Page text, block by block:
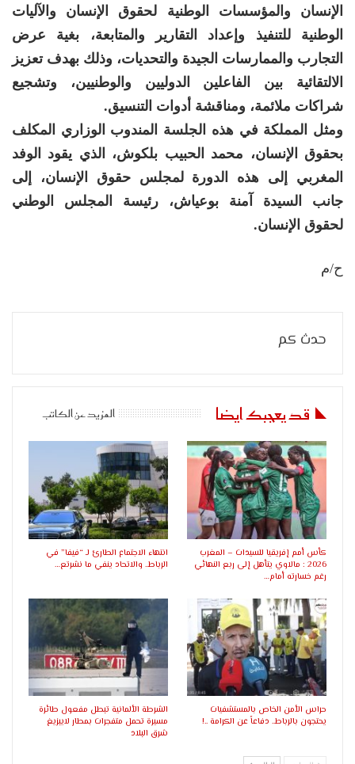
الإنسان والمؤسسات الوطنية لحقوق الإنسان والآليات
الوطنية للتنفيذ وإعداد التقارير والمتابعة، بغية عرض
التجارب والممارسات الجيدة والتحديات، وذلك بهدف تعزيز
الالتقائية بين الفاعلين الدوليين والوطنيين، وتشجيع
شراكات ملائمة، ومناقشة أدوات التنسيق.
ومثل المملكة في هذه الجلسة المندوب الوزاري المكلف
بحقوق الإنسان، محمد الحبيب بلكوش، الذي يقود الوفد
المغربي إلى هذه الدورة لمجلس حقوق الإنسان، إلى
جانب السيدة آمنة بوعياش، رئيسة المجلس الوطني
لحقوق الإنسان.
ح/م
حدث كم
قد يعجبك ايضا المزيد عن الكاتب
كأس أمم إفريقيا للسيدات – المغرب
2026 : مالاوي يتأهل إلى ربع النهائي
رغم خسارته أمام…
انتهاء الاجتماع الطارئ لـ “فيفا” في
الرباط.. والاتحاد ينفي ما نشرتع…
حراس الأمن الخاص بالمستشفيات
يحتجون بالرباط.. دفاعاً عن الكرامة ..!
الشرطة الألمانية تبطل مفعول طائرة
مسيرة تحمل متفجرات بمطار لايبزيغ
شرق البلاد